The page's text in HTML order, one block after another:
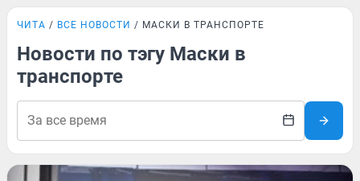
ЧИТА ВСЕ НОВОСТИ МАСКИ В ТРАНСПОРТЕ
Новости по тэгу Маски в
транспорте